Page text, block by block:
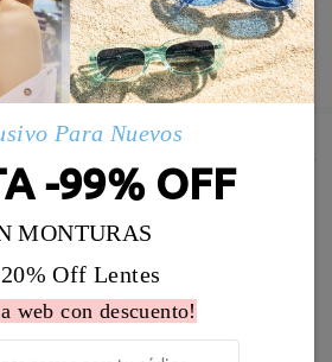
MOSTRAR MÁS
y estas gafas son lo más,
Para Nuevos
-99% OFF
MONTURAS
Off Lentes
web con descuento!